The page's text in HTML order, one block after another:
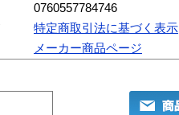
0760557784746
特定商取引法に基づく表示
メーカー商品ページ